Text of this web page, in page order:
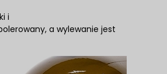
i
a wylewanie jest